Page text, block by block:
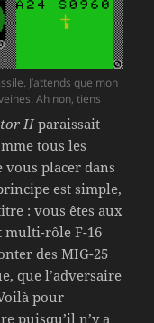
J’attends que mon
Ah non, tiens
IIparaissait
tous les
vous placer dans
est simple,
: vous êtes aux
multi-rôle F-16
des MIG-25
que l’adversaire
pour
puisqu’il n’y a